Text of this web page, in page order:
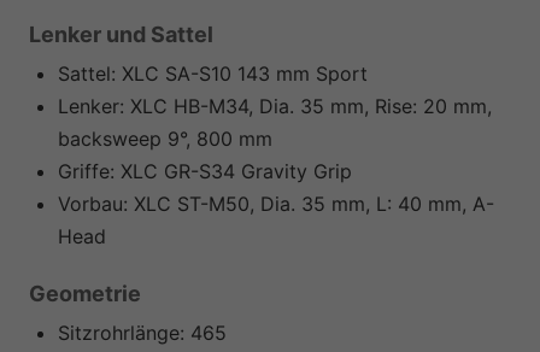
Lenker und Sattel
Sattel: XLC SA-S10 143 mm Sport
Lenker: XLC HB-M34, Dia. 35 mm, Rise: 20 mm,
backsweep 9°, 800 mm
Griffe: XLC GR-S34 Gravity Grip
Vorbau: XLC ST-M50, Dia. 35 mm, L: 40 mm, A-
Head
Geometrie
Sitzrohrlänge: 465